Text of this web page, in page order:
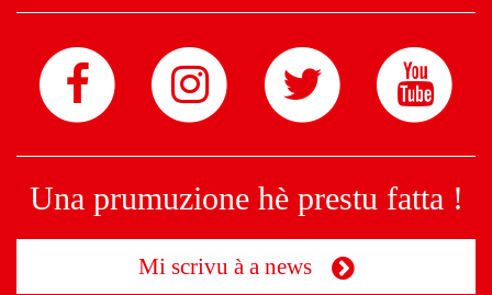
Una prumuzione hè prestu fatta !
Mi scrivu à a news